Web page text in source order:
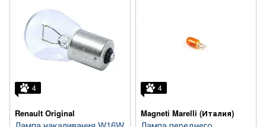
4
Renault Original
4
Magneti Marelli (Италия)